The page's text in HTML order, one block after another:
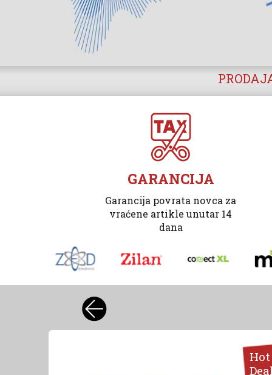
GARANCIJA
Garancija povrata novca za
vraćene artikle unutar 14
dana
Hot